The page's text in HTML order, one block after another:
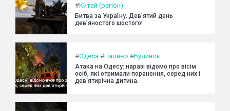
#Китай (регіон)
Битва за Україну. Дев’ятий день
дев’яностого шостого!
#Одеса #Паливо #Будинок
Атака на Одесу: наразі відомо про вісім
осіб, які отримали поранення, серед них і
дев'ятирічна дитина.